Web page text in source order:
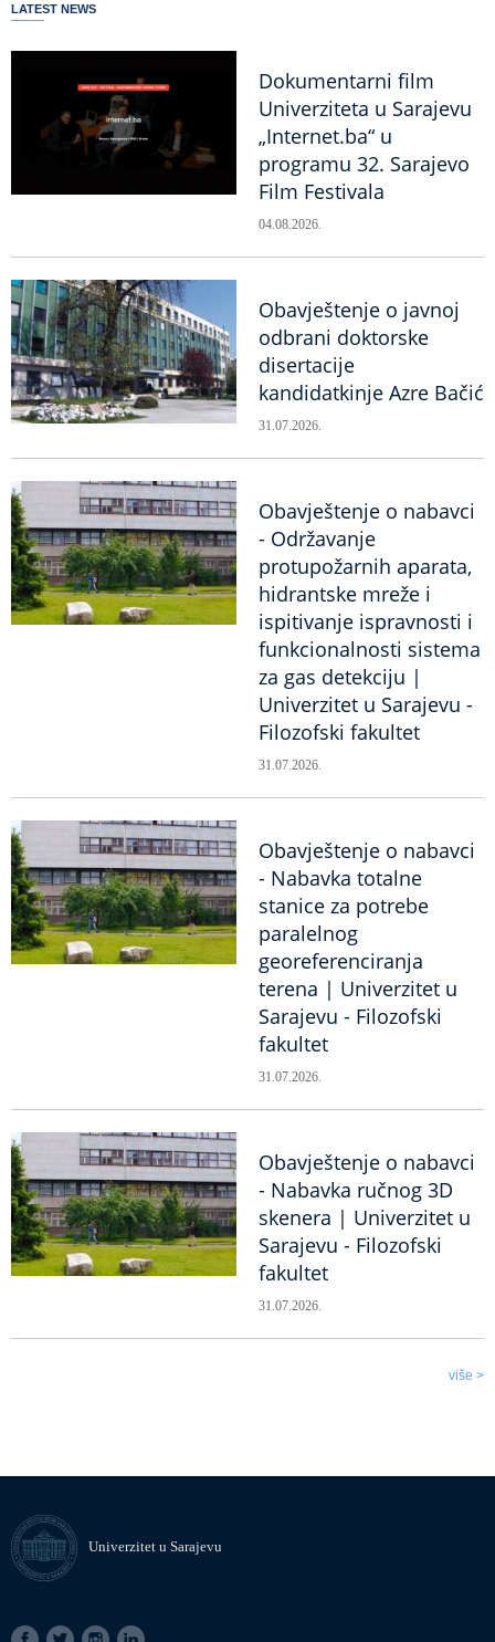
LATEST NEWS
Dokumentarni film
Univerziteta u Sarajevu
„Internet.ba“ u
programu 32. Sarajevo
Film Festivala
04.08.2026.
Obavještenje o javnoj
odbrani doktorske
disertacije
kandidatkinje Azre Bačić
31.07.2026.
Obavještenje o nabavci
- Održavanje
protupožarnih aparata,
hidrantske mreže i
ispitivanje ispravnosti i
funkcionalnosti sistema
za gas detekciju |
Univerzitet u Sarajevu -
Filozofski fakultet
31.07.2026.
Obavještenje o nabavci
- Nabavka totalne
stanice za potrebe
paralelnog
georeferenciranja
terena | Univerzitet u
Sarajevu - Filozofski
fakultet
31.07.2026.
Obavještenje o nabavci
- Nabavka ručnog 3D
skenera | Univerzitet u
Sarajevu - Filozofski
fakultet
31.07.2026.
više >
Univerzitet u Sarajevu
SOCIAL